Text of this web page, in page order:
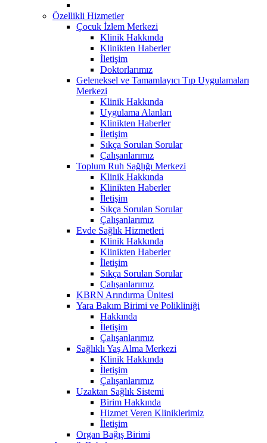
Özellikli Hizmetler
Çocuk İzlem Merkezi
Klinik Hakkında
Klinikten Haberler
İletişim
Doktorlarımız
Geleneksel ve Tamamlayıcı Tıp Uygulamaları
Merkezi
Klinik Hakkında
Uygulama Alanları
Klinikten Haberler
İletişim
Sıkça Sorulan Sorular
Çalışanlarımız
Toplum Ruh Sağlığı Merkezi
Klinik Hakkında
Klinikten Haberler
İletişim
Sıkça Sorulan Sorular
Çalışanlarımız
Evde Sağlık Hizmetleri
Klinik Hakkında
Klinikten Haberler
İletişim
Sıkça Sorulan Sorular
Çalışanlarımız
KBRN Arındırma Ünitesi
Yara Bakım Birimi ve Polikliniği
Hakkında
İletişim
Çalışanlarımız
Sağlıklı Yaş Alma Merkezi
Klinik Hakkında
İletişim
Çalışanlarımız
Uzaktan Sağlık Sistemi
Birim Hakkında
Hizmet Veren Kliniklerimiz
İletişim
Organ Bağış Birimi